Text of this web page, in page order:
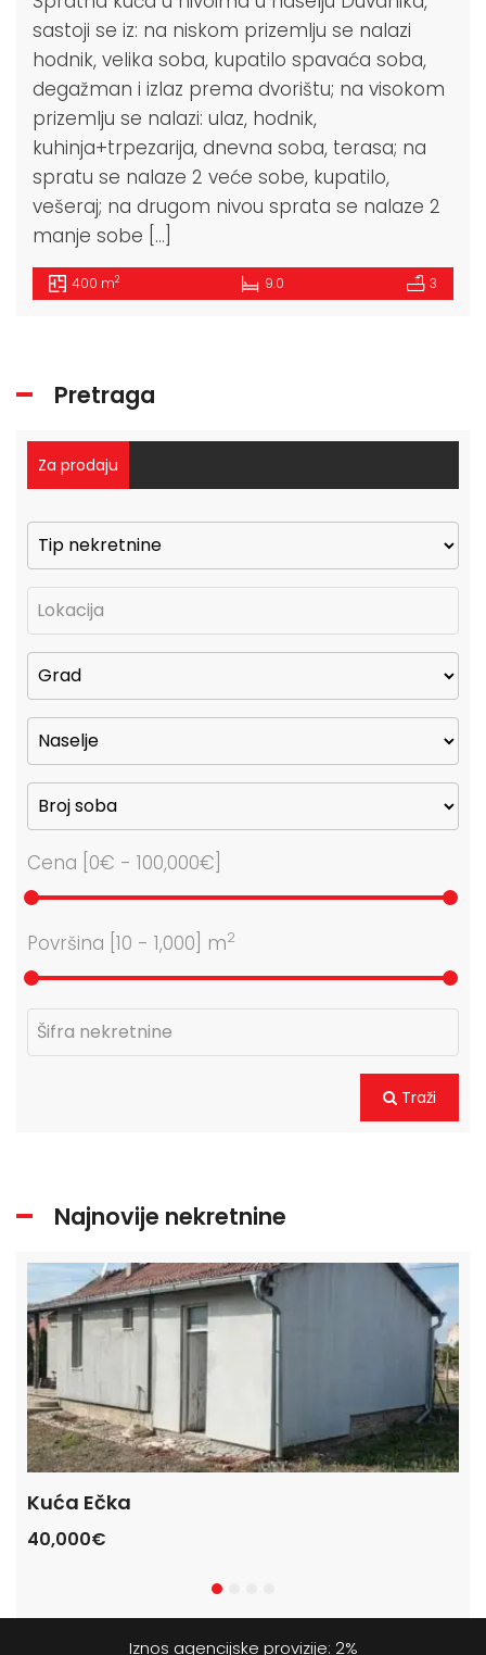
sastoji se iz: na niskom prizemlju se nalazi
hodnik, velika soba, kupatilo spavaća soba,
degažman i izlaz prema dvorištu; na visokom
prizemlju se nalazi: ulaz, hodnik,
kuhinja+trpezarija, dnevna soba, terasa; na
spratu se nalaze 2 veće sobe, kupatilo,
vešeraj; na drugom nivou sprata se nalaze 2
manje sobe […]
400 m2 9.0 3
Pretraga
Za prodaju
Cena [ 0€ - 100,000€
Površina [ 10 - 1,000 ] m2
Traži
Najnovije nekretnine
Kuća Ečka
40,000€
Iznos agencijske provizije: 2%